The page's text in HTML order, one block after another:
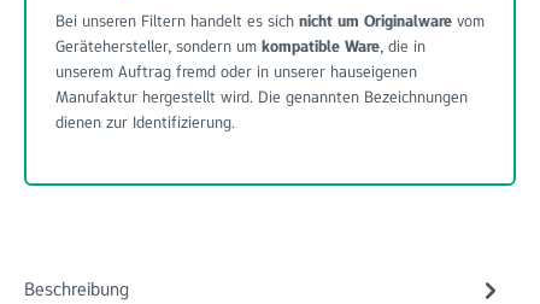
Bei unseren Filtern handelt es sich nicht um Originalware vom
Gerätehersteller, sondern um kompatible Ware, die in
unserem Auftrag fremd oder in unserer hauseigenen
Manufaktur hergestellt wird. Die genannten Bezeichnungen
dienen zur Identifizierung.
Beschreibung